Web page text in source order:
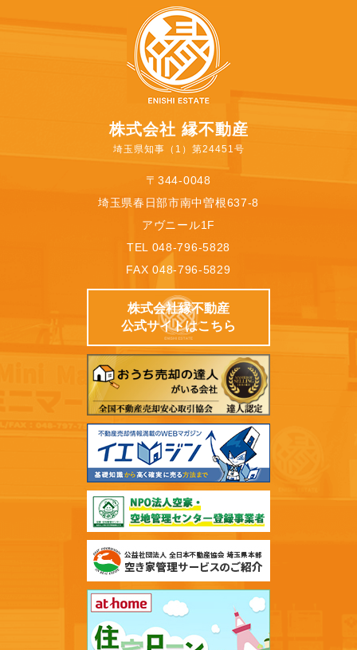
株式会社 縁不動産
埼玉県知事（1）第24451号
〒344-0048
埼玉県春日部市南中曽根637-8
アヴニール1F
TEL 048-796-5828
FAX 048-796-5829
株式会社縁不動産
公式サイトはこちら